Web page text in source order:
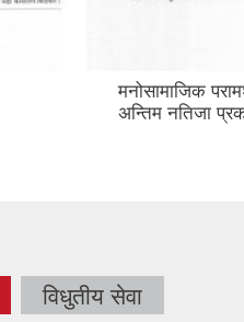
मनोसामाजिक
अन्तिम नतिजा
विधुतीय सेवा